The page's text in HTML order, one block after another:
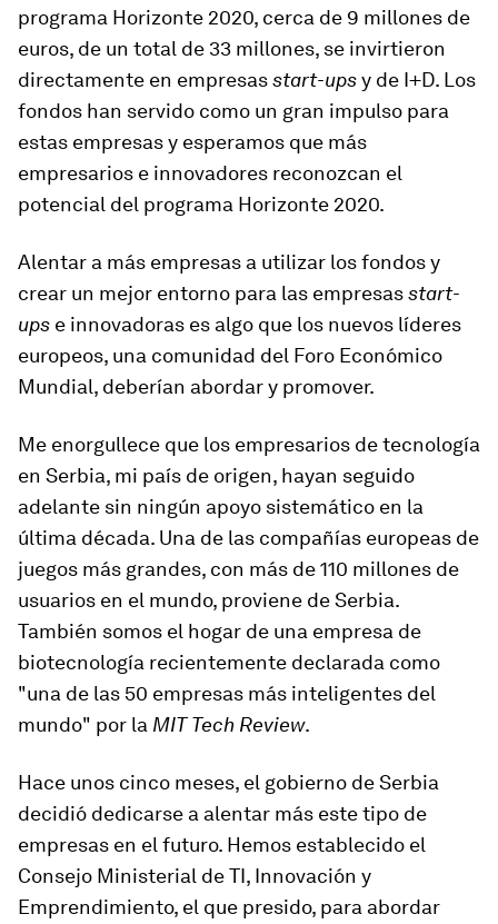
programa Horizonte 2020, cerca de 9 millones de
euros, de un total de 33 millones, se invirtieron
directamente en empresasstart-upsy de I+D. Los
fondos han servido como un gran impulso para
estas empresas y esperamos que más
empresarios e innovadores reconozcan el
potencial del programa Horizonte 2020.
Alentar a más empresas a utilizar los fondos y
crear un mejor entorno para las empresasstart-
ups e innovadoras es algo que los nuevos líderes
europeos, una comunidad del Foro Económico
Mundial, deberían abordar y promover.
Me enorgullece que los empresarios de tecnología
en Serbia, mi país de origen, hayan seguido
adelante sin ningún apoyo sistemático en la
última década. Una de las compañías europeas de
juegos más grandes, con más de 110 millones de
usuarios en el mundo, proviene de Serbia.
También somos el hogar de una empresa de
biotecnología recientemente declarada como
"una de las 50 empresas más inteligentes del
mundo" por la MIT Tech Review.
Hace unos cinco meses, el gobierno de Serbia
decidió dedicarse a alentar más este tipo de
empresas en el futuro. Hemos establecido el
Consejo Ministerial de TI, Innovación y
Emprendimiento, el que presido, para abordar